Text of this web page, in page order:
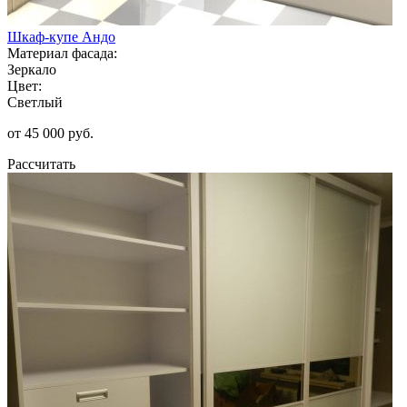
Шкаф-купе Андо
Материал фасада:
Зеркало
Цвет:
Светлый
от 45 000 руб.
Рассчитать